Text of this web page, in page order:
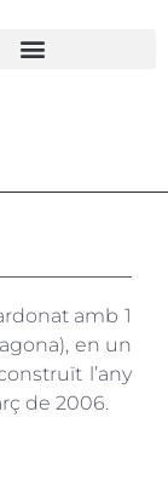
amb 1
en un
l’any
de 2006.